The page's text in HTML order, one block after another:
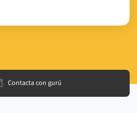
Contacta con gurú